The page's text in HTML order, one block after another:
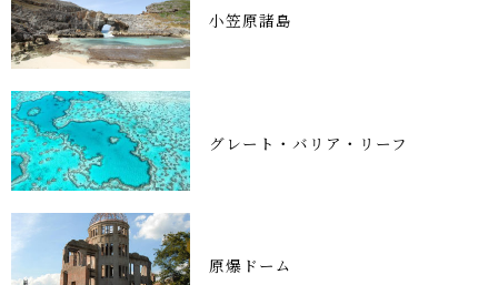
小笠原諸島
グレート・バリア・リーフ
原爆ドーム